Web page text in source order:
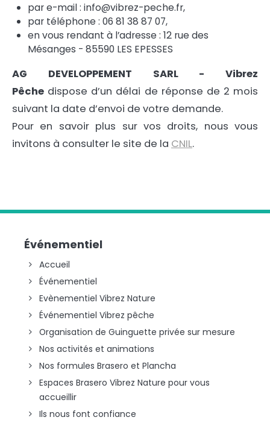
par e-mail : info@vibrez-peche.fr,
par téléphone : 06 81 38 87 07,
en vous rendant à l’adresse : 12 rue des
Mésanges - 85590 LES EPESSES
AG DEVELOPPEMENT SARL - Vibrez
Pêche dispose d’un délai de réponse de 2 mois
suivant la date d’envoi de votre demande.
Pour en savoir plus sur vos droits, nous vous
invitons à consulter le site de la CNIL.
Événementiel
Accueil
Événementiel
Evènementiel Vibrez Nature
Événementiel Vibrez pêche
Organisation de Guinguette privée sur mesure
Nos activités et animations
Nos formules Brasero et Plancha
Espaces Brasero Vibrez Nature pour vous
accueillir
Ils nous font confiance